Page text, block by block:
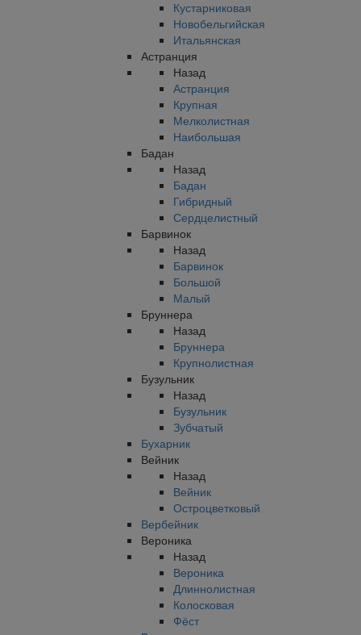
Кустарниковая
Новобельгийская
Итальянская
Астранция
Назад
Астранция
Крупная
Мелколистная
Наибольшая
Бадан
Назад
Бадан
Гибридный
Сердцелистный
Барвинок
Назад
Барвинок
Большой
Малый
Бруннера
Назад
Бруннера
Крупнолистная
Бузульник
Назад
Бузульник
Зубчатый
Бухарник
Вейник
Назад
Вейник
Остроцветковый
Вербейник
Вероника
Назад
Вероника
Длиннолистная
Колосковая
Фёст